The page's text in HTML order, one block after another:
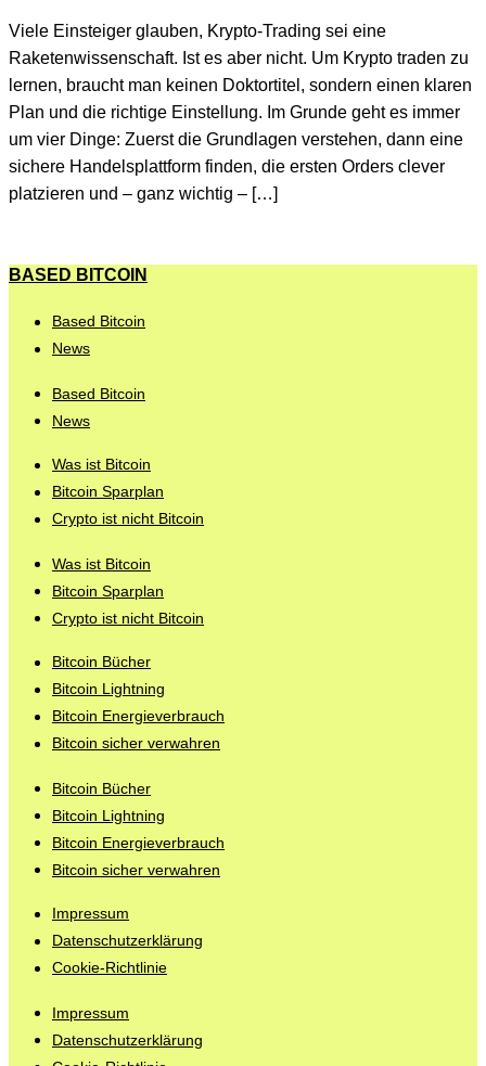
Viele Einsteiger glauben, Krypto-Trading sei eine
Raketenwissenschaft. Ist es aber nicht. Um Krypto traden zu
lernen, braucht man keinen Doktortitel, sondern einen klaren
Plan und die richtige Einstellung. Im Grunde geht es immer
um vier Dinge: Zuerst die Grundlagen verstehen, dann eine
sichere Handelsplattform finden, die ersten Orders clever
platzieren und – ganz wichtig – […]
BASED BITCOIN
Based Bitcoin
News
Based Bitcoin
News
Was ist Bitcoin
Bitcoin Sparplan
Crypto ist nicht Bitcoin
Was ist Bitcoin
Bitcoin Sparplan
Crypto ist nicht Bitcoin
Bitcoin Bücher
Bitcoin Lightning
Bitcoin Energieverbrauch
Bitcoin sicher verwahren
Bitcoin Bücher
Bitcoin Lightning
Bitcoin Energieverbrauch
Bitcoin sicher verwahren
Impressum
Datenschutzerklärung
Cookie-Richtlinie
Impressum
Datenschutzerklärung